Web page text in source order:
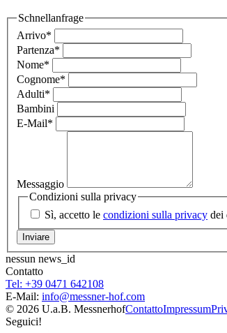
Schnellanfrage
Arrivo*
Partenza*
Nome*
Cognome*
Adulti*
Bambini
E-Mail*
Messaggio
Condizioni sulla privacy
Sì, accetto le condizioni sulla privacy dei
nessun news_id
Contatto
Tel: +39 0471 642108
E-Mail: info@messner-hof.com
© 2026 U.a.B. MessnerhofContattoImpressum
Seguici!